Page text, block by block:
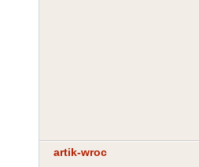
artik-wroc